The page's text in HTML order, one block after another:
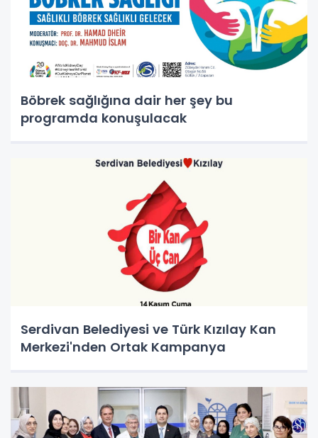
Böbrek sağlığına dair her şey bu
programda konuşulacak
Serdivan Belediyesi ve Türk Kızılay Kan
Merkezi'nden Ortak Kampanya